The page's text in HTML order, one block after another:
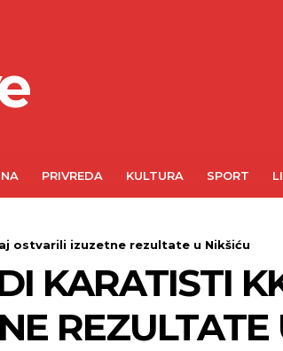
PRIVREDA KULTURA SPORT
ostvarili izuzetne rezultate u Nikšiću
KARATISTI
REZULTATE